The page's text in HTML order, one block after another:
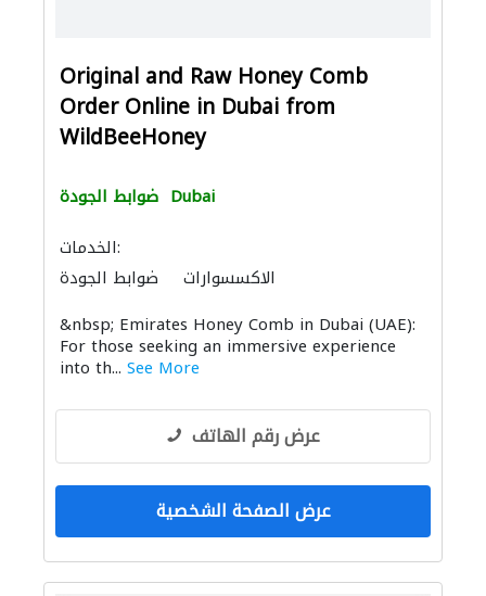
Original and Raw Honey Comb
Order Online in Dubai from
WildBeeHoney
ضوابط الجودة Dubai
الخدمات:
ضوابط الجودة
الاكسسوارات
&nbsp; Emirates Honey Comb in Dubai (UAE):
For those seeking an immersive experience
into th... See More
عرض رقم الهاتف
عرض الصفحة الشخصية